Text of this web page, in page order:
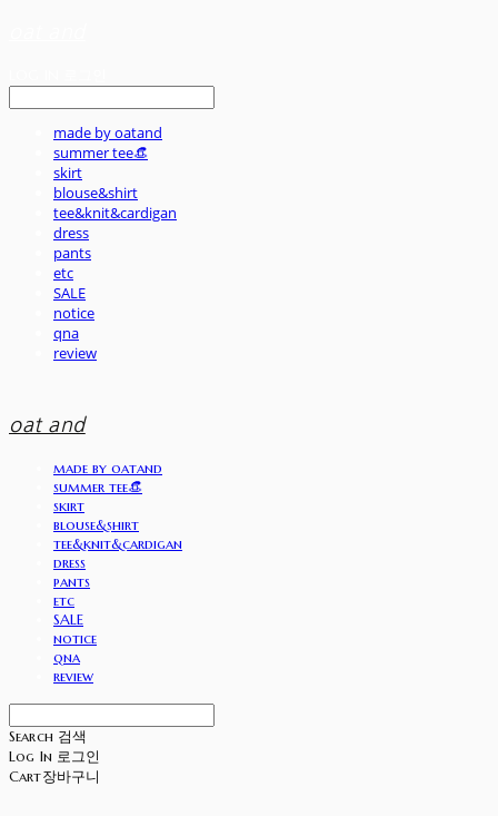
made by oatand
summer tee👒
skirt
blouse&shirt
tee&knit&cardigan
dress
pants
etc
SALE
notice
qna
review
oat and
made by oatand
summer tee👒
skirt
blouse&shirt
tee&knit&cardigan
dress
pants
etc
SALE
notice
qna
review
Search 검색
Log In 로그인
Cart장바구니